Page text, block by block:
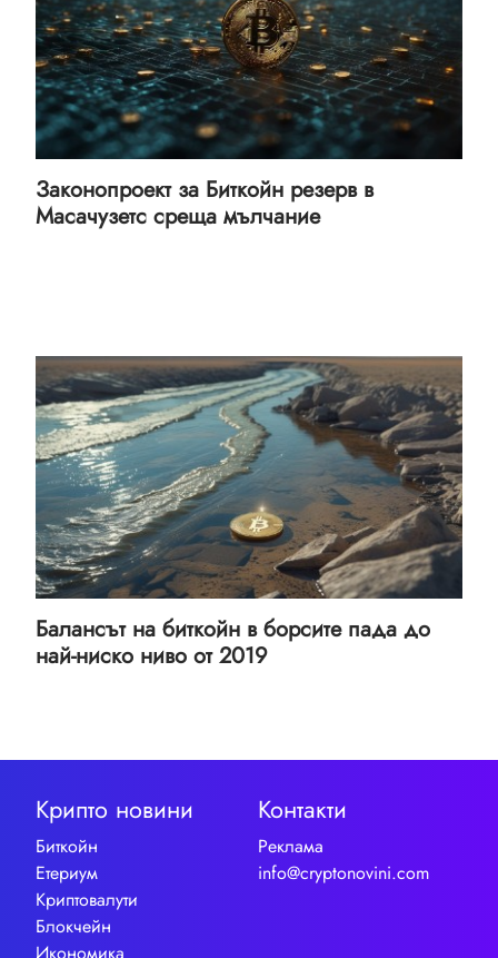
Законопроект за Биткойн резерв в
Масачузетс среща мълчание
Балансът на биткойн в борсите пада до
най-ниско ниво от 2019
Крипто новини
Биткойн
Етериум
Криптовалути
Блокчейн
Контакти
Реклама
info@cryptonovini.com